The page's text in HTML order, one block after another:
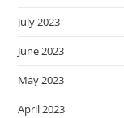
July 2023
June 2023
May 2023
April 2023